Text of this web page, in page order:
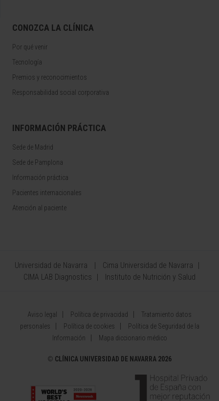
CONOZCA LA CLÍNICA
Por qué venir
Tecnología
Premios y reconocimientos
Responsabilidad social corporativa
INFORMACIÓN PRÁCTICA
Sede de Madrid
Sede de Pamplona
Información práctica
Pacientes internacionales
Atención al paciente
Universidad de Navarra
Cima Universidad de Navarra
CIMA LAB Diagnostics
Instituto de Nutrición y Salud
Aviso legal Política de privacidad
Tratamiento datos
personales
Política de cookies
Política de Seguridad de la
Información
Mapa diccionario médico
© CLÍNICA UNIVERSIDAD DE NAVARRA 2026